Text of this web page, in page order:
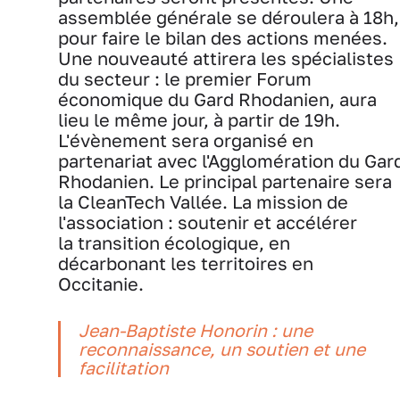
assemblée générale se déroulera à 18h,
pour faire le bilan des actions menées.
Une nouveauté attirera les spécialistes
du secteur : le premier Forum
économique du Gard Rhodanien, aura
lieu le même jour, à partir de 19h.
L'évènement sera organisé en
partenariat avec l'Agglomération du
Rhodanien. Le principal partenaire sera
la CleanTech Vallée. La mission de
l'association : soutenir et accélérer
la transition écologique, en
décarbonant les territoires en
Occitanie.
Jean-Baptiste Honorin : une
reconnaissance, un soutien et une
facilitation